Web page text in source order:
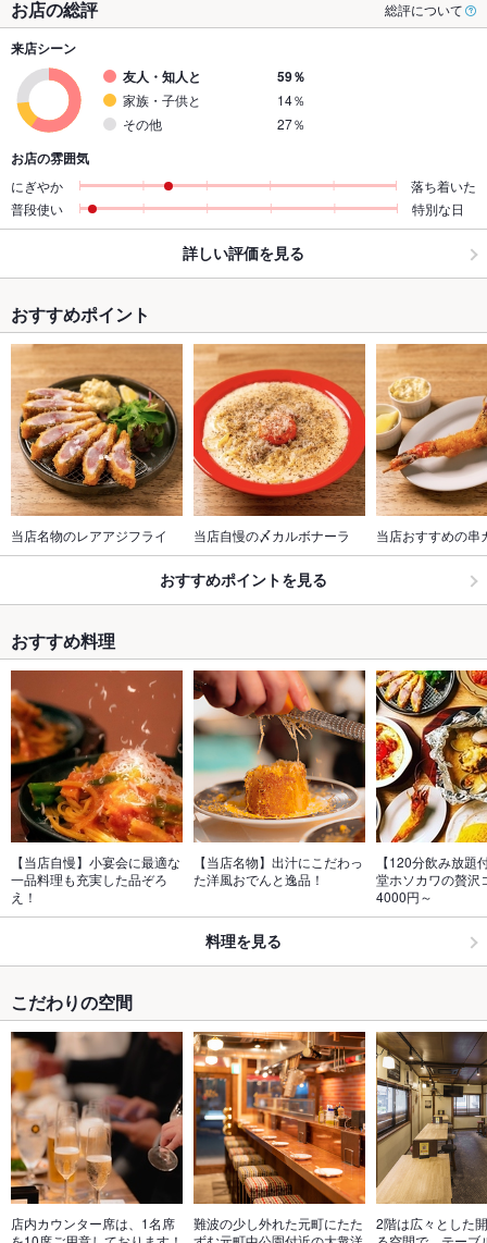
お店の総評 総評について
来店シーン
友人・知人と
59％
家族・子供と
14％
その他
27％
お店の雰囲気
にぎやか
落ち着いた
普段使い
特別な日
詳しい評価を見る
おすすめポイント
当店名物のレアアジフライ 当店自慢の〆カルボナーラ 当店おすすめの串
おすすめポイントを見る
おすすめ料理
【当店自慢】小宴会に最適な
一品料理も充実した品ぞろ
え！
【当店名物】出汁にこだわっ
た洋風おでんと逸品！
【120分飲み放題
堂ホソカワの贅沢
4000円～
料理を見る
こだわりの空間
店内カウンター席は、1名席
難波の少し外れた元町にたた
2階は広々とした